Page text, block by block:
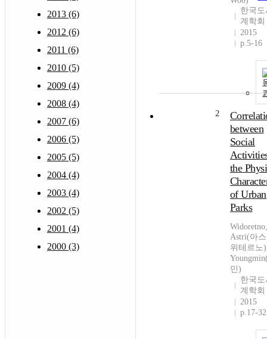
2013 (6)
2012 (6)
2011 (6)
2010 (5)
2009 (4)
2008 (4)
2007 (6)
2006 (5)
2005 (5)
2004 (4)
2003 (4)
2002 (5)
2001 (4)
2000 (3)
한국
계학회
2015
p.5-16
2
between
Social
the
of Urban
Parks
Widoretno,
Astri(아
위테르노
민)
한국
계학회
2015
p.17-32